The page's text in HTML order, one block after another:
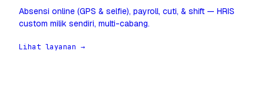
Absensi online (GPS & selfie), payroll, cuti, & shift — HRIS
custom milik sendiri, multi-cabang.
Lihat layanan →